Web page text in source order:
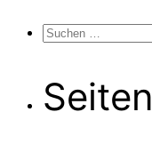
Suchen
Seiten